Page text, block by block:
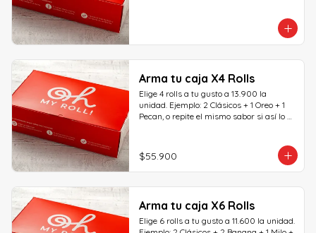
Arma tu caja X4 Rolls
Elige 4 rolls a tu gusto a 13.900 la
unidad. Ejemplo: 2 Clásicos + 1 Oreo + 1
Pecan, o repite el mismo sabor si así lo
$55.900
Arma tu caja X6 Rolls
Elige 6 rolls a tu gusto a 11.600 la unidad.